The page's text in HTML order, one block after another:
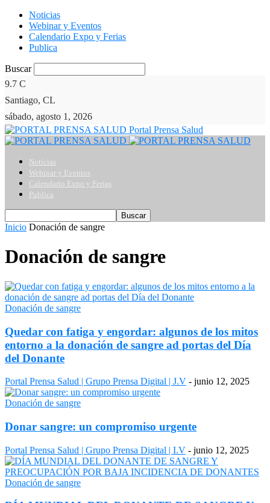
Noticias
Webinar y Eventos
Calendario Expo y Ferias
Publica
Buscar
9.7 C
Santiago, CL
sábado, agosto 1, 2026
Portal Prensa Salud
Noticias
Webinar y Eventos
Calendario Expo y Ferias
Publica
Inicio Donación de sangre
Donación de sangre
Donación de sangre
Quedar con fatiga y engordar: algunos de los mitos
entorno a la donación de sangre ad portas del Día
del Donante
Portal Prensa Salud | Grupo Prensa Digital | J.V - junio 12, 2025
Donación de sangre
Donar sangre: un compromiso urgente
Portal Prensa Salud | Grupo Prensa Digital | I.V - junio 12, 2025
Donación de sangre